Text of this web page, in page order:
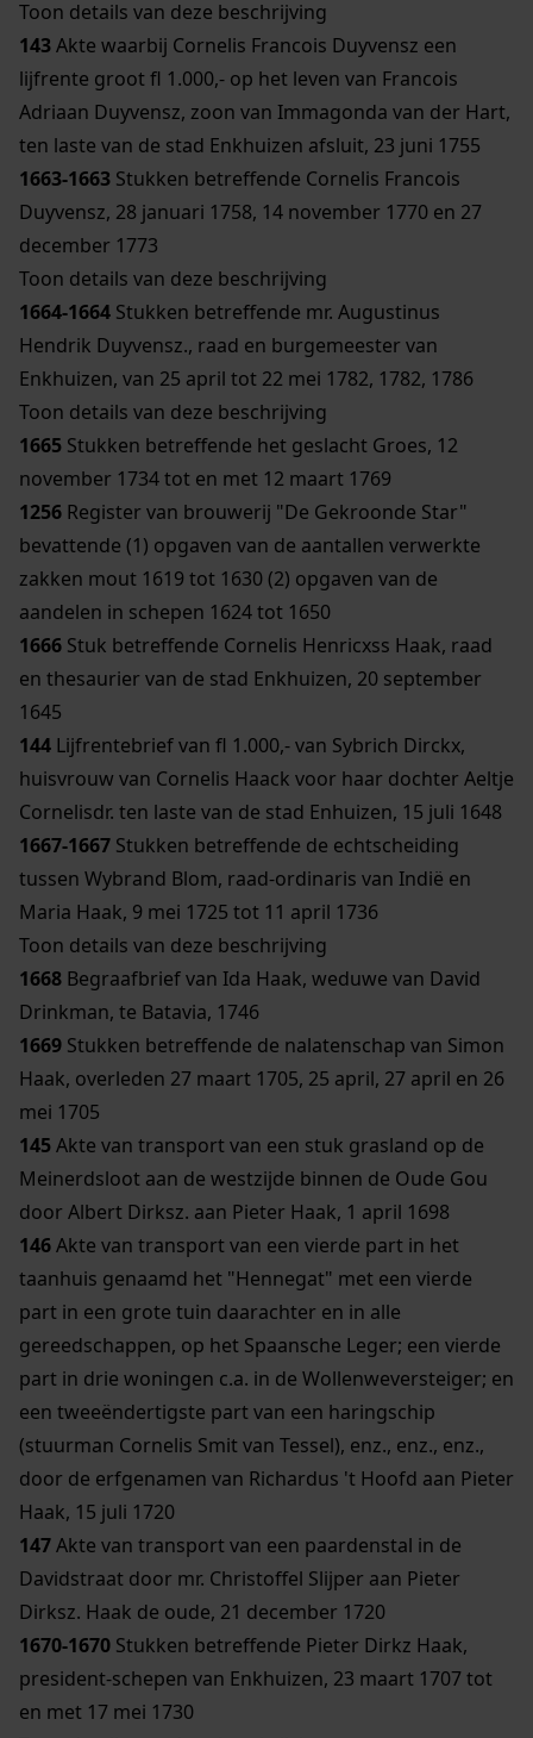
Toon details van deze beschrijving
143Akte waarbij Cornelis Francois Duyvensz een
lijfrente groot fl 1.000,- op het leven van Francois
Adriaan Duyvensz, zoon van Immagonda van der Hart,
ten laste van de stad Enkhuizen afsluit, 23 juni 1755
1663-1663 Stukken betreffende Cornelis Francois
Duyvensz, 28 januari 1758, 14 november 1770 en 27
december 1773
Toon details van deze beschrijving
1664-1664 Stukken betreffende mr. Augustinus
Hendrik Duyvensz., raad en burgemeester van
Enkhuizen, van 25 april tot 22 mei 1782, 1782, 1786
Toon details van deze beschrijving
1665 Stukken betreffende het geslacht Groes, 12
november 1734 tot en met 12 maart 1769
1256 Register van brouwerij "De Gekroonde Star"
bevattende (1) opgaven van de aantallen verwerkte
zakken mout 1619 tot 1630 (2) opgaven van de
aandelen in schepen 1624 tot 1650
1666 Stuk betreffende Cornelis Henricxss Haak, raad
en thesaurier van de stad Enkhuizen, 20 september
1645
144 Lijfrentebrief van fl 1.000,- van Sybrich Dirckx,
huisvrouw van Cornelis Haack voor haar dochter Aeltje
Cornelisdr. ten laste van de stad Enhuizen, 15 juli 1648
1667-1667 Stukken betreffende de echtscheiding
tussen Wybrand Blom, raad-ordinaris van Indië en
Maria Haak, 9 mei 1725 tot 11 april 1736
Toon details van deze beschrijving
1668 Begraafbrief van Ida Haak, weduwe van David
Drinkman, te Batavia, 1746
1669 Stukken betreffende de nalatenschap van Simon
Haak, overleden 27 maart 1705, 25 april, 27 april en 26
mei 1705
145Akte van transport van een stuk grasland op de
Meinerdsloot aan de westzijde binnen de Oude Gou
door Albert Dirksz. aan Pieter Haak, 1 april 1698
146Akte van transport van een vierde part in het
taanhuis genaamd het "Hennegat" met een vierde
part in een grote tuin daarachter en in alle
gereedschappen, op het Spaansche Leger; een vierde
part in drie woningen c.a. in de Wollenweversteiger; en
een tweeëndertigste part van een haringschip
(stuurman Cornelis Smit van Tessel), enz., enz., enz.,
door de erfgenamen van Richardus 't Hoofd aan Pieter
Haak, 15 juli 1720
147Akte van transport van een paardenstal in de
Davidstraat door mr. Christoffel Slijper aan Pieter
Dirksz. Haak de oude, 21 december 1720
1670-1670 Stukken betreffende Pieter Dirkz Haak,
president-schepen van Enkhuizen, 23 maart 1707 tot
en met 17 mei 1730